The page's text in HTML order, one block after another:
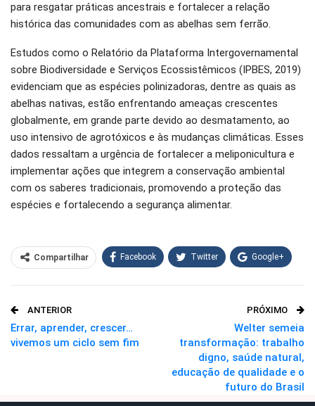
para resgatar práticas ancestrais e fortalecer a relação
histórica das comunidades com as abelhas sem ferrão.
Estudos como o Relatório da Plataforma Intergovernamental
sobre Biodiversidade e Serviços Ecossistêmicos (IPBES, 2019)
evidenciam que as espécies polinizadoras, dentre as quais as
abelhas nativas, estão enfrentando ameaças crescentes
globalmente, em grande parte devido ao desmatamento, ao
uso intensivo de agrotóxicos e às mudanças climáticas. Esses
dados ressaltam a urgência de fortalecer a meliponicultura e
implementar ações que integrem a conservação ambiental
com os saberes tradicionais, promovendo a proteção das
espécies e fortalecendo a segurança alimentar.
Compartilhar Facebook Twitter Google+
O email
ANTERIOR
Errar, aprender, crescer…
vivemos um ciclo sem fim
PRÓXIMO
Welter semeia
transformação: trabalho
digno, saúde natural,
educação de qualidade e o
futuro do Brasil